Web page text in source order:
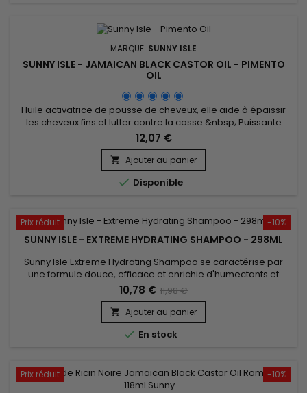
MARQUE: SUNNY ISLE
SUNNY ISLE - JAMAICAN BLACK CASTOR OIL - PIMENTO
OIL
Huile activatrice de pousse de cheveux, elle aide à épaissir
les cheveux fins et lutter contre la casse.&nbsp; Puissante
combinaison entre l’huile essentielle de piment et l’huile de
Ricin noire, Pimento Oil de Sunny Isle stimule la circulation
sanguine du cuir chevelu, revitalise les cheveux.&nbsp; La
pousse des cheveux est vigoureuse, la chevelure...
12,07 €
 Ajouter au panier
 Disponible
-10%
Prix réduit
SUNNY ISLE - EXTREME HYDRATING SHAMPOO - 298ML
Sunny Isle Extreme Hydrating Shampoo se caractérise par
une formule douce, efficace et enrichie d'humectants et
d'agents revitalisants pour ajouter instantanément volume,
force et brillance aux cheveux secs et ternes. L'huile de ricin
noire 100 % jamaïcaine, toujours pure et naturelle, aide au
traitement des cuirs chevelus secs et qui démangent et
aide...
10,78 € 11,98 €
 Ajouter au panier
 En stock
-10%
Prix réduit